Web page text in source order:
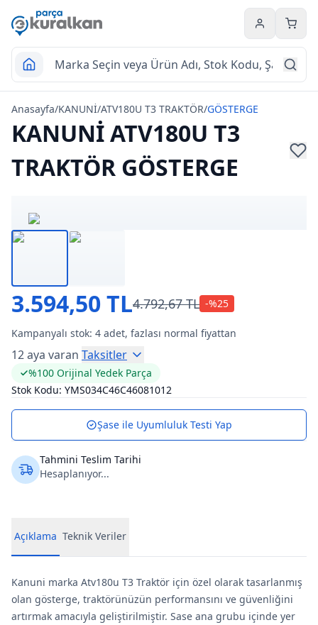
Hesabım
Anasayfa/KANUNİ/ATV180U T3 TRAKTÖR/GÖSTERGE
KANUNİ ATV180U T3
TRAKTÖR GÖSTERGE
3.594,50 TL4.792,67 TL -%25
Kampanyalı stok: 4 adet, fazlası normal fiyattan
12 aya varan Taksitler
%100 Orijinal Yedek Parça
Stok Kodu: YMS034C46C46081012
Şase ile Uyumluluk Testi Yap
Tahmini Teslim Tarihi
Hesaplanıyor...
Açıklama Teknik Veriler
Kanuni marka Atv180u T3 Traktör için özel olarak tasarlanmış
olan gösterge, traktörünüzün performansını ve güvenliğini
artırmak amacıyla geliştirilmiştir. Sase ana grubu içinde yer